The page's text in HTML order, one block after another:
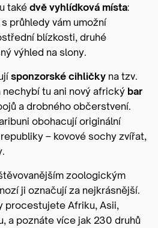
takédvě vyhlídková místa:
průhledy vám umožní
blízkosti, druhé
výhled na slony.
sponzorské cihličky na tzv.
nechybí tu ani nový africký bar
a drobného občerstvení.
obohacují originální
– kovové sochy zvířat,
zoologickým
ji označují za nejkrásnější.
procestujete Afriku, Asii,
a poznáte více jak 230 druhů